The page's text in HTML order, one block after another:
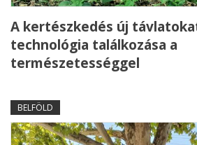
A kertészkedés új
technológia találkozása a
természetességgel
BELFÖLD